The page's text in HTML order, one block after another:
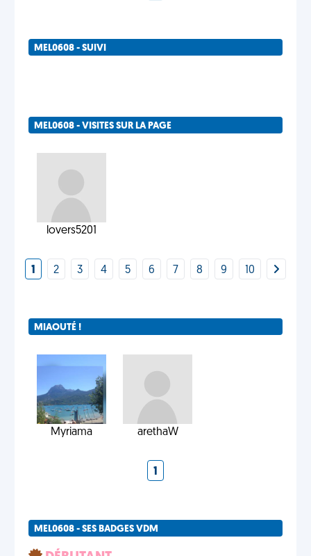
MEL0608 - SUIVI
MEL0608 - VISITES SUR LA PAGE
lovers5201
1 2 3 4 5 6 7 8 9 10
MIAOUTÉ !
Myriama arethaW
1
MEL0608 - SES BADGES VDM